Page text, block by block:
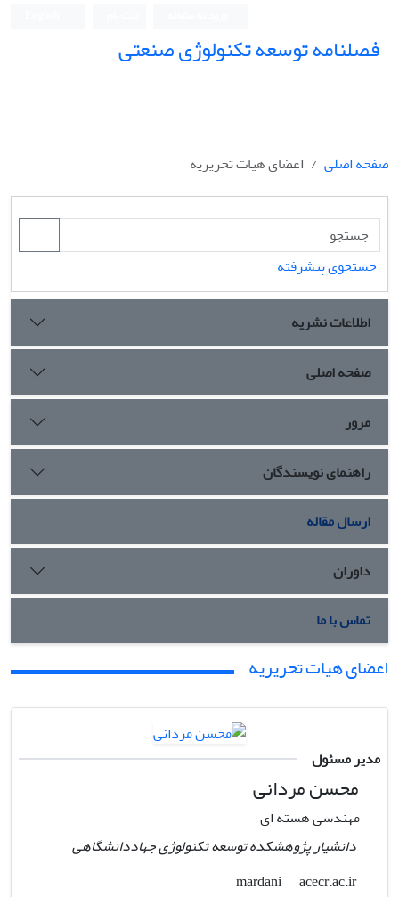
فصلنامه توسعه تکنولوژی صنعتی
صفحه اصلی اعضای هیات تحریریه
جستجوی پیشرفته
اطلاعات نشریه
صفحه اصلی
مرور
راهنمای نویسندگان
ارسال مقاله
داوران
تماس با ما
اعضای هیات تحریریه
مدیر مسئول
محسن مردانی
مهندسی هسته ای
دانشیار پژوهشکده توسعه تکنولوژی جهاددانشگاهی
mardani
acecr.ac.ir